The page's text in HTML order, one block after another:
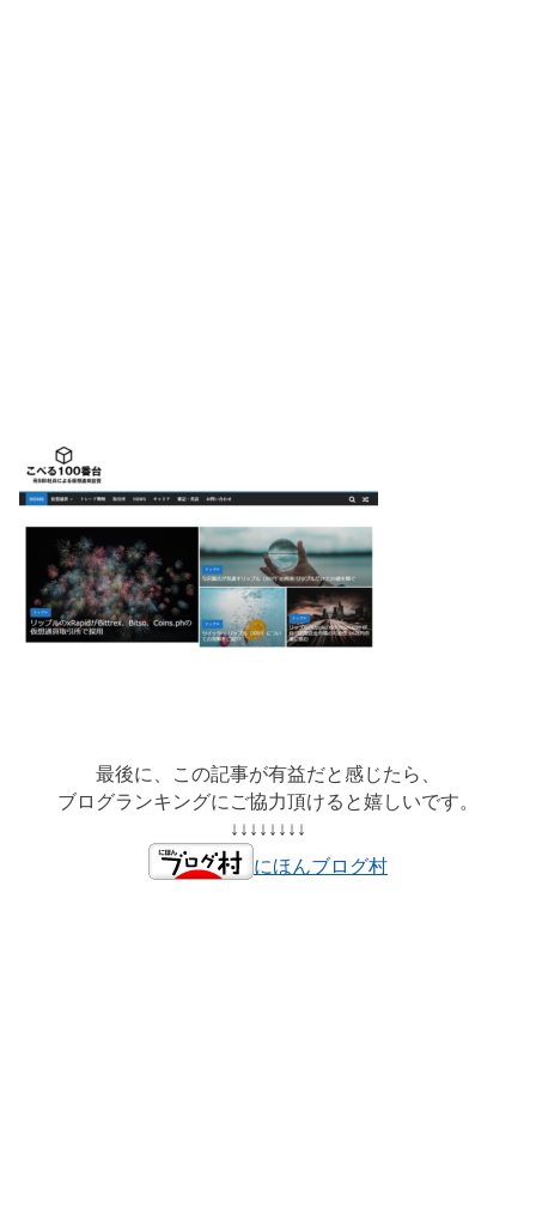
最後に、この記事が有益だと感じたら、
ブログランキングにご協力頂けると嬉しいです。
↓↓↓↓↓↓↓↓
にほんブログ村